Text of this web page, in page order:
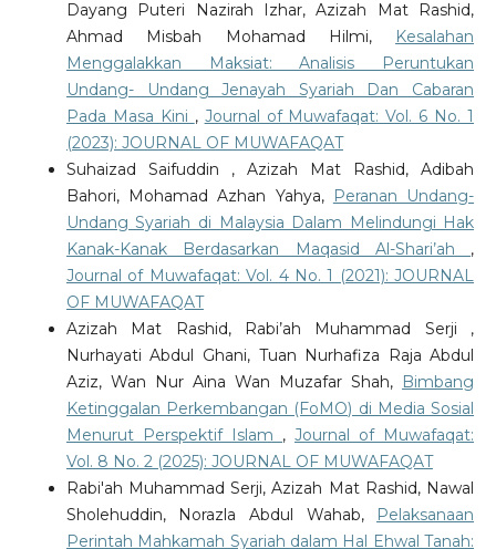
Dayang Puteri Nazirah Izhar, Azizah Mat Rashid,
Ahmad Misbah Mohamad Hilmi,
Kesalahan
Menggalakkan Maksiat: Analisis Peruntukan
Undang- Undang Jenayah Syariah Dan Cabaran
Pada Masa Kini , Journal of Muwafaqat: Vol. 6 No. 1
(2023): JOURNAL OF MUWAFAQAT
Suhaizad Saifuddin , Azizah Mat Rashid, Adibah
Bahori, Mohamad Azhan Yahya, Peranan Undang-
Undang Syariah di Malaysia Dalam Melindungi Hak
Kanak-Kanak Berdasarkan Maqasid Al-Shari’ah ,
Journal of Muwafaqat: Vol. 4 No. 1 (2021): JOURNAL
OF MUWAFAQAT
Azizah Mat Rashid, Rabi’ah Muhammad Serji ,
Nurhayati Abdul Ghani, Tuan Nurhafiza Raja Abdul
Aziz, Wan Nur Aina Wan Muzafar Shah, Bimbang
Ketinggalan Perkembangan (FoMO) di Media Sosial
Menurut Perspektif Islam ,Journal of Muwafaqat:
Vol. 8 No. 2 (2025): JOURNAL OF MUWAFAQAT
Rabi'ah Muhammad Serji, Azizah Mat Rashid, Nawal
Sholehuddin, Norazla Abdul Wahab,
Pelaksanaan
Perintah Mahkamah Syariah dalam Hal Ehwal Tanah: